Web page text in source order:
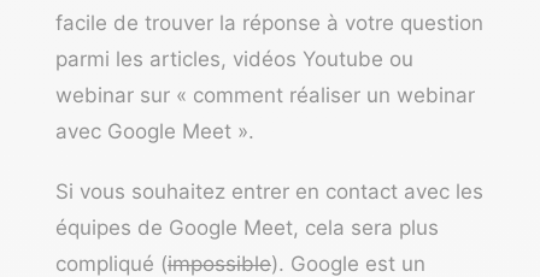
facile de trouver la réponse à votre question
parmi les articles, vidéos Youtube ou
webinar sur « comment réaliser un webinar
avec Google Meet ».
Si vous souhaitez entrer en contact avec les
équipes de Google Meet, cela sera plus
compliqué (impossible). Google est un